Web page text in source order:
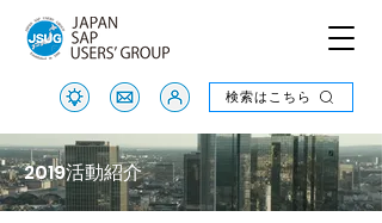
検索はこちら
検索はこちら
2019活動紹介